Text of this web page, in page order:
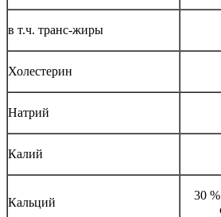
в т.ч. транс-жиры
Холестерин
Натрий
Калий
Кальций
30